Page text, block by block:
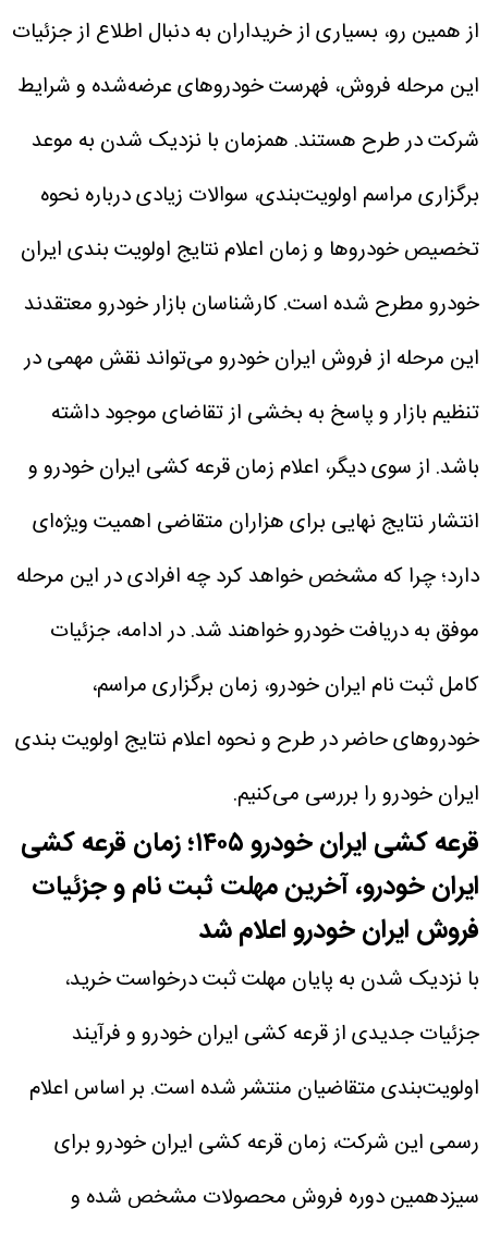
از همین رو، بسیاری از خریداران به دنبال اطلاع از جزئیات
این مرحله فروش، فهرست خودروهای عرضه‌شده و شرایط
شرکت در طرح هستند. همزمان با نزدیک شدن به موعد
برگزاری مراسم اولویت‌بندی، سوالات زیادی درباره نحوه
تخصیص خودروها و زمان اعلام نتایج اولویت بندی ایران
خودرو مطرح شده است.کارشناسان بازار خودرو معتقدند
این مرحله از فروش ایران خودرو می‌تواند نقش مهمی در
تنظیم بازار و پاسخ به بخشی از تقاضای موجود داشته
باشد. از سوی دیگر، اعلام زمان قرعه کشی ایران خودرو و
انتشار نتایج نهایی برای هزاران متقاضی اهمیت ویژه‌ای
دارد؛ چرا که مشخص خواهد کرد چه افرادی در این مرحله
موفق به دریافت خودرو خواهند شد. در ادامه، جزئیات
کامل ثبت نام ایران خودرو، زمان برگزاری مراسم،
خودروهای حاضر در طرح و نحوه اعلام نتایج اولویت بندی
ایران خودرو را بررسی می‌کنیم.
قرعه کشی ایران خودرو ۱۴۰۵؛ زمان قرعه کشی
ایران خودرو، آخرین مهلت ثبت نام و جزئیات
فروش ایران خودرو اعلام شد
با نزدیک شدن به پایان مهلت ثبت درخواست خرید،
جزئیات جدیدی از قرعه کشی ایران خودرو و فرآیند
اولویت‌بندی متقاضیان منتشر شده است. بر اساس اعلام
رسمی این شرکت، زمان قرعه کشی ایران خودرو برای
سیزدهمین دوره فروش محصولات مشخص شده و